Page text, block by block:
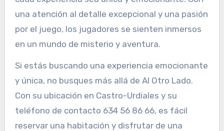
una atención al detalle excepcional y una pasión
por el juego, los jugadores se sienten inmersos
en un mundo de misterio y aventura.
Si estás buscando una experiencia emocionante
y única, no busques más allá de Al Otro Lado.
Con su ubicación en Castro-Urdiales y su
teléfono de contacto 634 56 86 66, es fácil
reservar una habitación y disfrutar de una